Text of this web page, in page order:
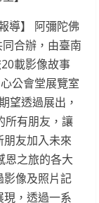
導】 阿彌陀佛
合辦，由臺南
載影像故事
公會堂展覽室
望透過展出，
所有朋友，讓
友加入未來
恩之旅的各大
影像及照片記
，透過一系